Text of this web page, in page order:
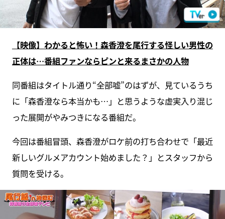
【映像】わかると怖い！森香澄を尾行する怪しい男性の
正体は…番組ファンならピンと来るまさかの人物
同番組はタイトル通り“全部嘘”のはずが、見ているうち
に「森香澄なら本当かも…」と思うような虚実入り混じ
った展開がやみつきになる番組だ。
今回は番組冒頭、森香澄がロケ前の打ち合わせで「最近
新しいグルメアカウント始めました？」とスタッフから
質問を受ける。